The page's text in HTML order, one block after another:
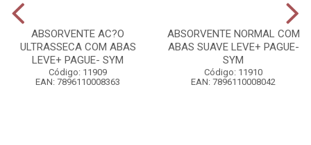
ABSORVENTE AC?O
ULTRASSECA COM ABAS
LEVE+ PAGUE- SYM
Código: 11909
EAN: 7896110008363
ABSORVENTE NORMAL COM
ABAS SUAVE LEVE+ PAGUE-
SYM
Código: 11910
EAN: 7896110008042